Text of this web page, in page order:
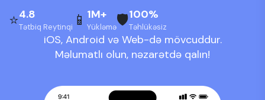
⭐4.8
Tətbiq Reytinqi 📱 1M+
Yükləmə🛡️100%
Təhlükəsiz
iOS, Android və Web-də mövcuddur.
Məlumatlı olun, nəzarətdə qalın!